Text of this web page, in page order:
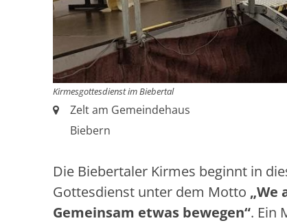
Kirmesgottesdienst im Biebertal
Ort:Zelt am Gemeindehaus
Biebern
Die Biebertaler Kirmes beginnt in
Gottesdienst unter dem Motto „We
Gemeinsam etwas bewegen“. Ein